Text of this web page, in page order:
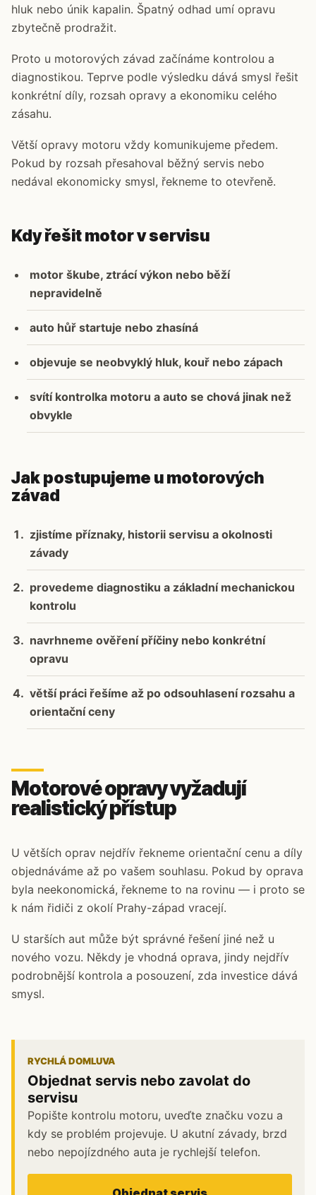
hluk nebo únik kapalin. Špatný odhad umí opravu
zbytečně prodražit.
Proto u motorových závad začínáme kontrolou a
diagnostikou. Teprve podle výsledku dává smysl řešit
konkrétní díly, rozsah opravy a ekonomiku celého
zásahu.
Větší opravy motoru vždy komunikujeme předem.
Pokud by rozsah přesahoval běžný servis nebo
nedával ekonomicky smysl, řekneme to otevřeně.
Kdy řešit motor v servisu
motor škube, ztrácí výkon nebo běží
nepravidelně
auto hůř startuje nebo zhasíná
objevuje se neobvyklý hluk, kouř nebo zápach
svítí kontrolka motoru a auto se chová jinak než
obvykle
Jak postupujeme u motorových
závad
zjistíme příznaky, historii servisu a okolnosti
závady
provedeme diagnostiku a základní mechanickou
kontrolu
navrhneme ověření příčiny nebo konkrétní
opravu
větší práci řešíme až po odsouhlasení rozsahu a
orientační ceny
Motorové opravy vyžadují
realistický přístup
U větších oprav nejdřív řekneme orientační cenu a díly
objednáváme až po vašem souhlasu. Pokud by oprava
byla neekonomická, řekneme to na rovinu — i proto se
k nám řidiči z okolí Prahy-západ vracejí.
U starších aut může být správné řešení jiné než u
nového vozu. Někdy je vhodná oprava, jindy nejdřív
podrobnější kontrola a posouzení, zda investice dává
smysl.
RYCHLÁ DOMLUVA
Objednat servis nebo zavolat do
servisu
Popište kontrolu motoru, uveďte značku vozu a
kdy se problém projevuje. U akutní závady, brzd
nebo nepojízdného auta je rychlejší telefon.